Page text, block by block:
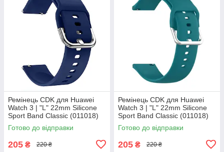
Ремінець CDK для Huawei
Watch 3 | "L" 22mm Silicone
Sport Band Classic (011018)
(dark blue)
Готово до відправки
205 ₴ 220 ₴
Ремінець CDK для Huawei
Watch 3 | "L" 22mm Silicone
Sport Band Classic (011018)
(ocean blue)
Готово до відправки
205 ₴ 220 ₴